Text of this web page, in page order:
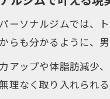
ーソナルジムでは、
らも分かるように、
アップや体脂肪減少
理なく取り入れられ